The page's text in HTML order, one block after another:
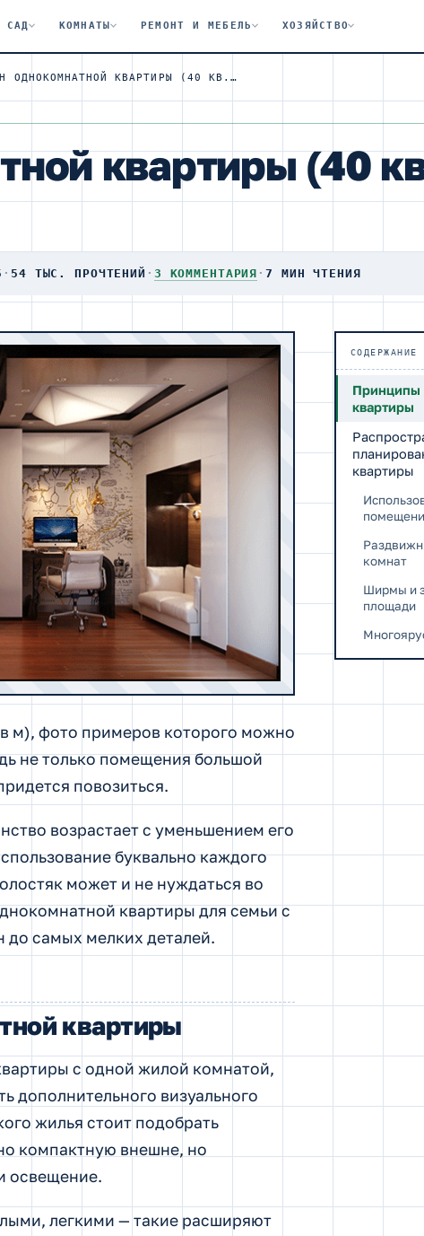
САД КОМНАТЫ РЕМОНТ И МЕБЕЛЬ ХОЗЯЙСТВО
ДИЗАЙН ОДНОКОМНАТНОЙ КВАРТИРЫ (40 КВ. М): ФОТО И ИДЕИ
квартиры (40
· 54 ТЫС. ПРОЧТЕНИЙ · 3 КОММЕНТАРИЯ · 7 МИН ЧТЕНИЯ
м), фото примеров которого можно
не только помещения большой
повозиться.
возрастает с уменьшением его
буквально каждого
может и не нуждаться во
квартиры для семьи с
самых мелких деталей.
квартиры
с одной жилой комнатой,
дополнительного визуального
жилья стоит подобрать
компактную внешне, но
освещение.
легкими — такие расширяют
СОДЕРЖАНИЕ
Принципы
квартиры
квартиры
комнат
Ширмы и
площади